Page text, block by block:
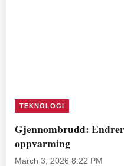
TEKNOLOGI
Gjennombrudd:
oppvarming
March 3, 2026 8:22 PM